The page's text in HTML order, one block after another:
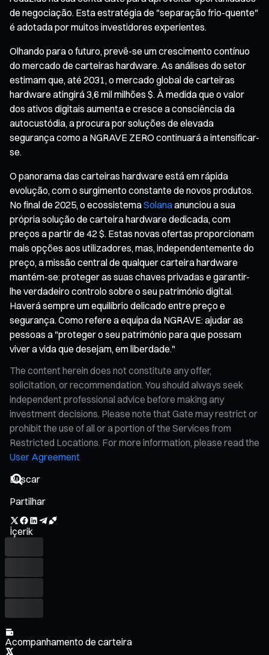
de negociação. Esta estratégia de "separação frio-quente"
é adotada por muitos investidores experientes.
Olhando para o futuro, prevê-se um crescimento contínuo
do mercado de carteiras hardware. As análises do setor
estimam que, até 2031, o mercado global de carteiras
hardware atingirá 3,6 mil milhões $. À medida que o valor
dos ativos digitais aumenta e cresce a consciência da
autocustódia, a procura por soluções de elevada
segurança como a NGRAVE ZERO continuará a intensificar-
se.
O panorama das carteiras hardware está em rápida
evolução, com o surgimento constante de novos produtos.
No final de 2025, o ecossistemaSolanaanunciou a sua
própria solução de carteira hardware dedicada, com
preços a partir de 42 $. Estas novas ofertas proporcionam
mais opções aos utilizadores, mas, independentemente do
preço, a missão central de qualquer carteira hardware
mantém-se: proteger as suas chaves privadas e garantir-
lhe verdadeiro controlo sobre o seu património digital.
Haverá sempre um equilíbrio delicado entre preço e
segurança. Como refere a equipa da NGRAVE: ajudar as
pessoas a "proteger o seu património para que possam
viver a vida que desejam, em liberdade."
The content herein does not constitute any offer,
solicitation, or recommendation. You should always seek
independent professional advice before making any
investment decisions. Please note that Gate may restrict or
prohibit the use of all or a portion of the Services from
Restricted Locations. For more information, please read the
User Agreement
Partilhar
İçerik
Acompanhamento de carteira